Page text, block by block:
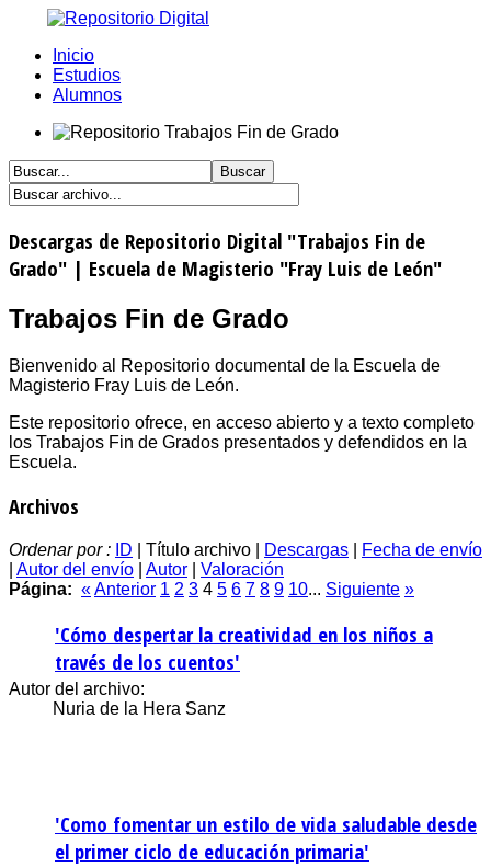
Inicio
Estudios
Alumnos
Descargas de Repositorio Digital "Trabajos Fin de
Grado" | Escuela de Magisterio "Fray Luis de León"
Trabajos Fin de Grado
Bienvenido al Repositorio documental de la Escuela de
Magisterio Fray Luis de León.
Este repositorio ofrece, en acceso abierto y a texto completo
los Trabajos Fin de Grados presentados y defendidos en la
Escuela.
Archivos
Ordenar por : ID | Título archivo | Descargas
Fecha de envío
Autor del envío Autor
Valoración
Página: «Anterior 1 2 3 4 5 6 7 8 9 10... Siguiente »
'Cómo despertar la creatividad en los niños a
través de los cuentos'
Autor del archivo:
Nuria de la Hera Sanz
'Como fomentar un estilo de vida saludable desde
el primer ciclo de educación primaria'